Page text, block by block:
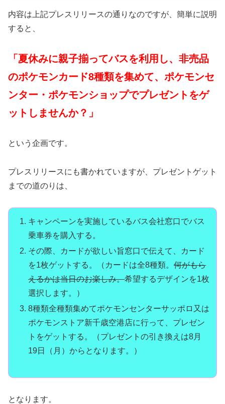
内容は上記プレスリリースの通りなのですが、簡単に説明
すると、
「夏休みに親子揃ってバスを利用し、非売品
のポケモンカード8種類を集めて、ポケモンセ
ンター・ポケモンショップでプレゼントをゲ
ットしませんか？」
という企画です。
プレスリリースにも書かれていますが、プレゼントゲット
までの道のりは、
キャンペーンを実施している​バス会社窓口でバス
乗車券を購入​する。
その際、カードが欲しい旨窓口で伝えて、​​カード
を1枚ゲットする。（カードは全8種類。何がもら
えるかは当日のお楽しみ。希望するデザインを1枚
選択します。）
8種類全種類集めてポケモンセンターサッポロ又は
ポケモンストア新千歳空港店に行って、プレゼン
ト​をゲットする。（プレゼントの引き換えは8月
19日（月）からとなります。）
となります。